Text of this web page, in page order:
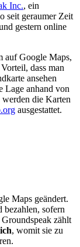
Inc., ein
seit geraumer Zeit
gestern online
auf Google Maps,
dass man
ansehen
Lage anhand von
die Karten
ausgestattet.
Maps geändert.
sofern
zählt
, womit sie zu